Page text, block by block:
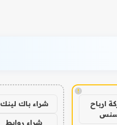
!
ارباح
شراء باك لينك
شراء روابط